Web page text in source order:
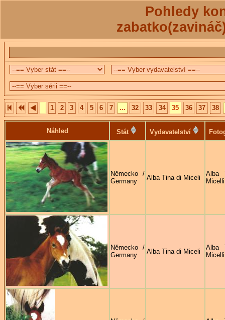
Pohledy
1 2 3 4 5 6 7 ... 32 33 34 35 36 37 38
Náhled Stát Vydavatelství
Německo /
Germany
Alba Tina di Miceli
Alba
Micelli
Německo /
Germany
Alba Tina di Miceli
Alba
Micelli